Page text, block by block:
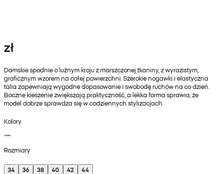
zł
Damskie spodnie o luźnym kroju z marszczonej tkaniny, z wyrazistym,
graficznym wzorem na całej powierzchni. Szerokie nogawki i elastyczna
talia zapewniają wygodne dopasowanie i swobodę ruchów na co dzień.
Boczne kieszenie zwiększają praktyczność, a lekka forma sprawia, że
model dobrze sprawdza się w codziennych stylizacjach.
Kolory
Rozmiary
34 36 38 40 42
44